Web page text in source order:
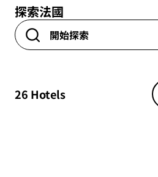
探索法國
26 Hotels